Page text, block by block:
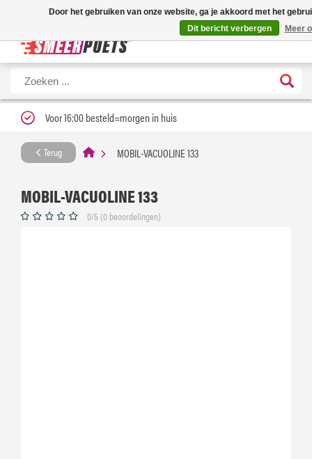
Nieuwe levertijd: 1 tot 3 werkdagen | Nu 25% korting op gehele
Voor 16:00 besteld=morgen in huis
Terug MOBIL-VACUOLINE 133
MOBIL-VACUOLINE 133
0/5 (0 beoordelingen)
Door het gebruiken van onze website, ga je akkoord met het
Dit bericht verbergen
Meer